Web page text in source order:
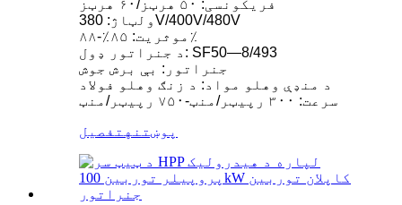
فریکونسی: ۵۰ هرټز/۶۰ هرټز
ولټاژ: 380V/400V/480V
موثریت: ۸۵٪-۸۸٪
د جنراتور ډول: SF50—8/493
جنراتور: بې برش جوش
د منډې وهلو مواد: د زنګ وهلو فولاد
سرعت: ۳۰۰ رپیټر/منټ-۷۵۰ رپیټر/منټ
پوښتنه تفصیل